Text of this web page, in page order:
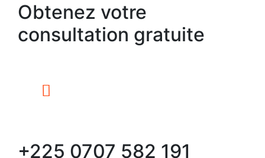
Obtenez votre
consultation gratuite
+225 0707 582 191